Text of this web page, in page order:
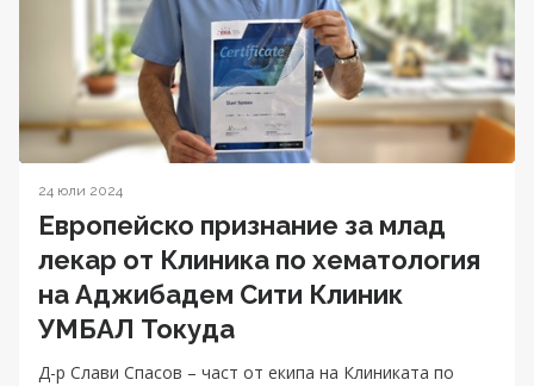
24 юли 2024
Европейско признание за млад
лекар от Клиника по хематология
на Аджибадем Сити Клиник
УМБАЛ Токуда
Д-р Слави Спасов – част от екипа на Клиниката по